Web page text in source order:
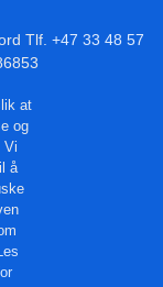
Tlf. +47 33 48 57
at
og
Vi
å